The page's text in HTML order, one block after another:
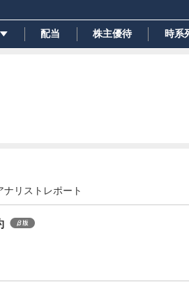
配当 株主優待 時系
ナリストレポート